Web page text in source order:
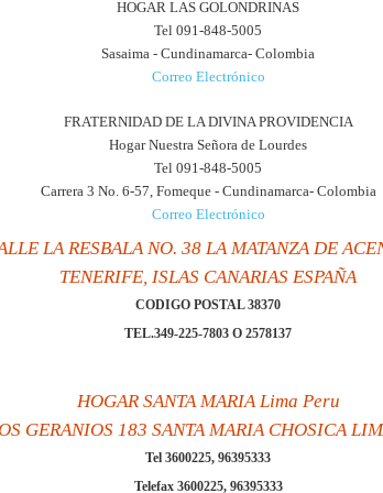
HOGAR LAS GOLONDRINAS
Tel 091-848-5005
Sasaima - Cundinamarca- Colombia
Correo Electrónico
FRATERNIDAD DE LA DIVINA PROVIDENCIA
Hogar Nuestra Señora de Lourdes
Tel 091-848-5005
Carrera 3 No. 6-57, Fomeque - Cundinamarca- Colombia
Correo Electrónico
LA RESBALA NO. 38 LA MATANZA DE
TENERIFE, ISLAS CANARIAS ESPAÑA
CODIGO POSTAL 38370
TEL.349-225-7803 O 2578137
HOGAR SANTA MARIA Lima Peru
GERANIOS 183 SANTA MARIA CHOSICA
Tel 3600225, 96395333
Telefax 3600225, 96395333